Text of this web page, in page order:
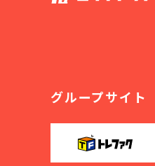
グループサイト